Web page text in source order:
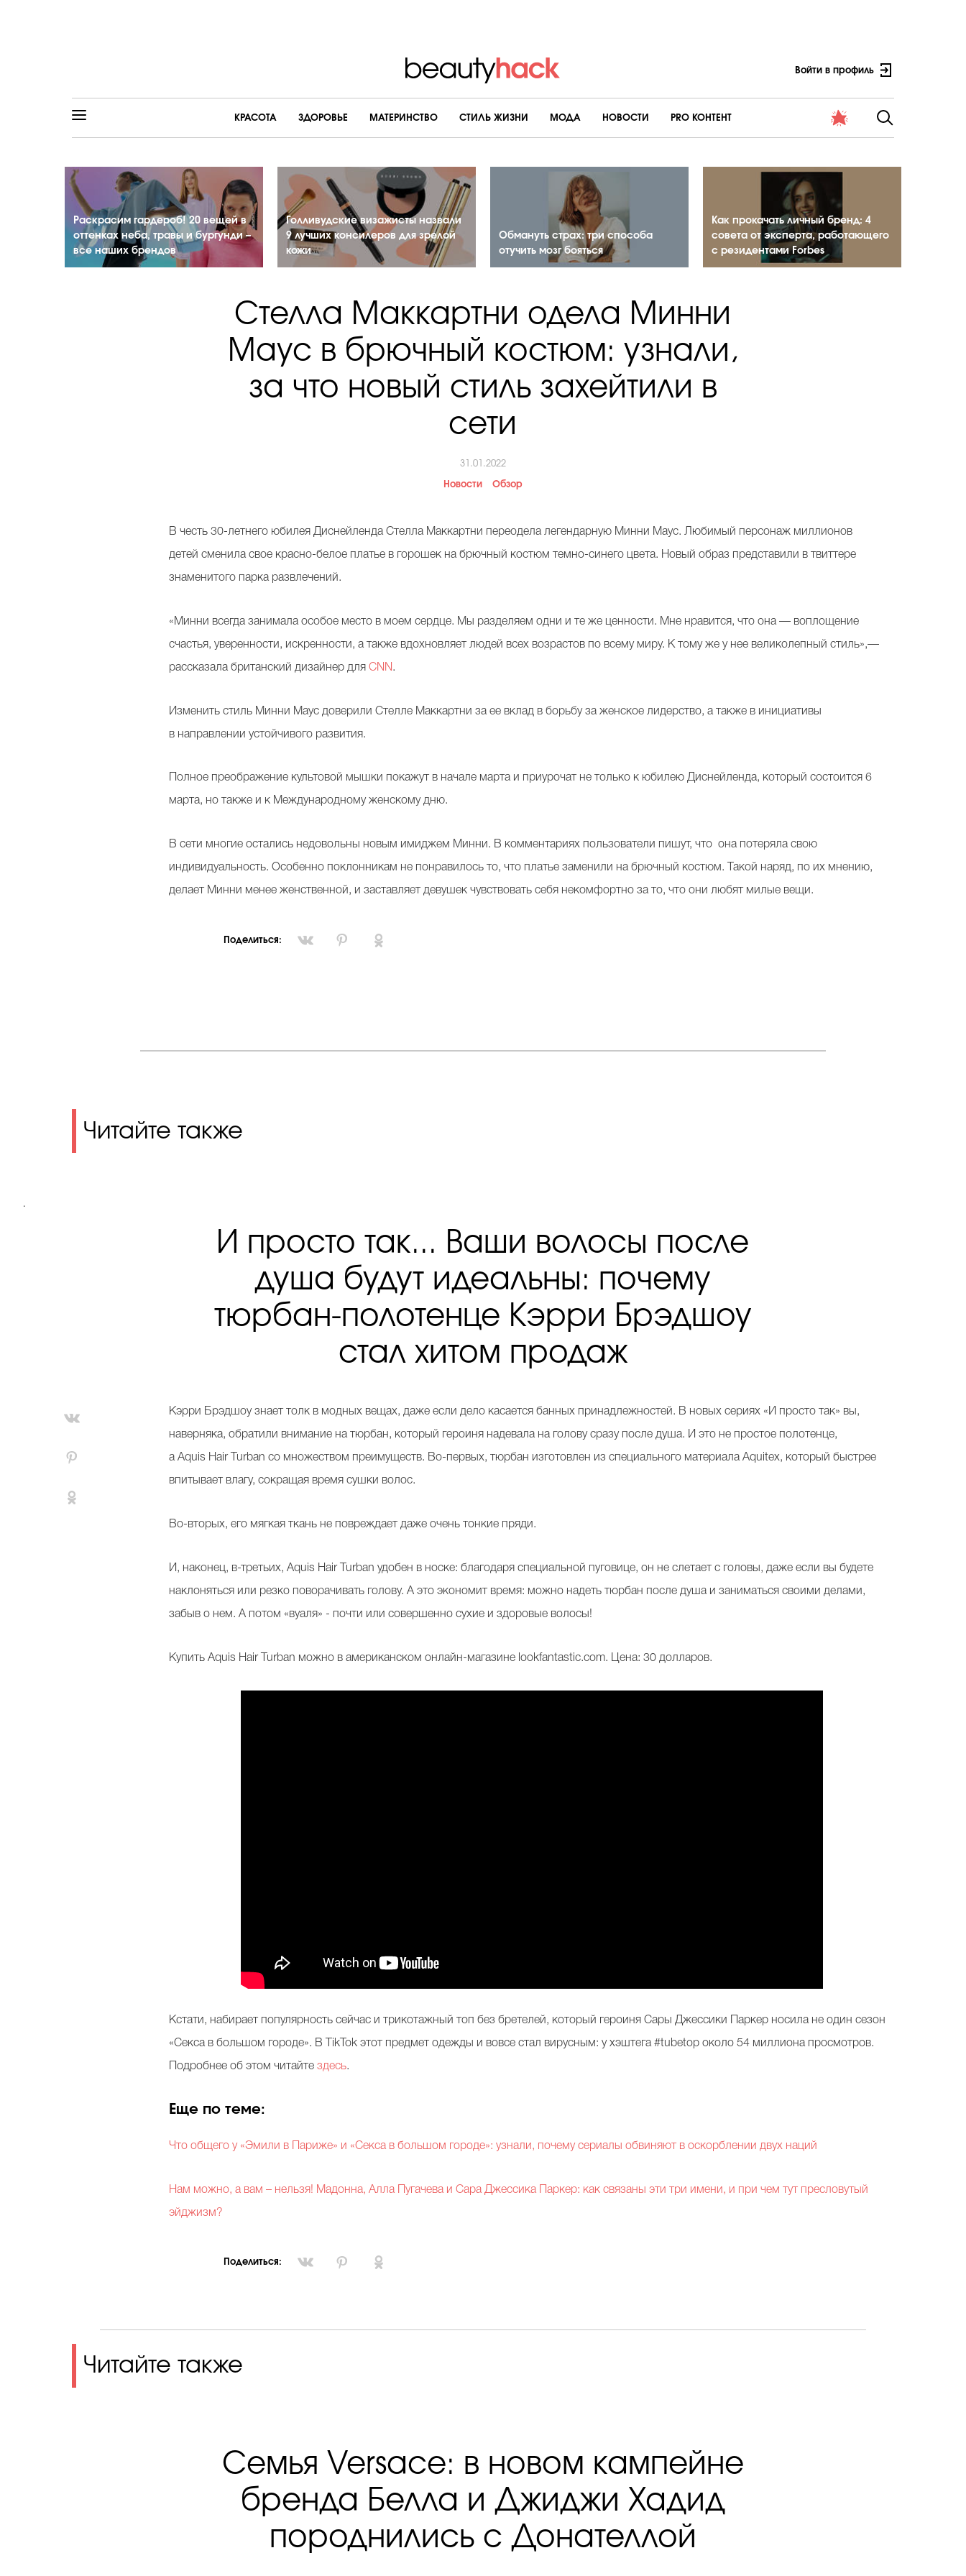
Войти в профиль
КРАСОТА ЗДОРОВЬЕ МАТЕРИНСТВО CТИЛЬ ЖИЗНИ МОДА НОВОСТИ PRO КОНТЕНТ
Раскрасим гардероб! 20 вещей в
оттенках неба, травы и бургунди –
все наших брендов
Голливудские визажисты назвали
9 лучших консилеров для зрелой
кожи
Обмануть страх: три способа
отучить мозг бояться
Как прокачать личный бренд: 4
совета от эксперта, работающего
с резидентами Forbes
Стелла Маккартни одела Минни
Маус в брючный костюм: узнали,
за что новый стиль захейтили в
сети
31.01.2022
Новости Обзор
В честь 30-летнего юбилея Диснейленда Стелла Маккартни переодела легендарную Минни Маус. Любимый персонаж миллионов
детей сменила свое красно-белое платье в горошек на брючный костюм темно-синего цвета. Новый образ представили в твиттере
знаменитого парка развлечений.
«Минни всегда занимала особое место в моем сердце. Мы разделяем одни и те же ценности. Мне нравится, что она — воплощение
счастья, уверенности, искренности, а также вдохновляет людей всех возрастов по всему миру. К тому же у нее великолепный стиль»,—
рассказала британский дизайнер дляCNN .
Изменить стиль Минни Маус доверили Стелле Маккартни за ее вклад в борьбу за женское лидерство, а также в инициативы
в направлении устойчивого развития.
Полное преображение культовой мышки покажут в начале марта и приурочат не только к юбилею Диснейленда, который состоится 6
марта, но также и к Международному женскому дню.
В сети многие остались недовольны новым имиджем Минни. В комментариях пользователи пишут, что она потеряла свою
индивидуальность. Особенно поклонникам не понравилось то, что платье заменили на брючный костюм. Такой наряд, по их мнению,
делает Минни менее женственной, и заставляет девушек чувствовать себя некомфортно за то, что они любят милые вещи.
Поделиться:
Читайте также
.
И просто так... Ваши волосы после
душа будут идеальны: почему
тюрбан-полотенце Кэрри Брэдшоу
стал хитом продаж
Кэрри Брэдшоу знает толк в модных вещах, даже если дело касается банных принадлежностей. В новых сериях «И просто так» вы,
наверняка, обратили внимание на тюрбан, который героиня надевала на голову сразу после душа. И это не простое полотенце,
а Aquis Hair Turban со множеством преимуществ. Во-первых, тюрбан изготовлен из специального материала Aquitex, который быстрее
впитывает влагу, сокращая время сушки волос.
Во-вторых, его мягкая ткань не повреждает даже очень тонкие пряди.
И, наконец, в-третьих, Aquis Hair Turban удобен в носке: благодаря специальной пуговице, он не слетает с головы, даже если вы будете
наклоняться или резко поворачивать голову. А это экономит время: можно надеть тюрбан после душа и заниматься своими делами,
забыв о нем. А потом «вуаля» - почти или совершенно сухие и здоровые волосы!
Купить Aquis Hair Turban можно в американском онлайн-магазине lookfantastic.com. Цена: 30 долларов.
Кстати, набирает популярность сейчас и трикотажный топ без бретелей, который героиня Сары Джессики Паркер носила не один сезон
«Секса в большом городе». В TikTok этот предмет одежды и вовсе стал вирусным: у хэштега #tubetop около 54 миллиона просмотров.
Подробнее об этом читайтездесь.
Еще по теме:
Что общего у «Эмили в Париже» и «Секса в большом городе»: узнали, почему сериалы обвиняют в оскорблении двух наций
Нам можно, а вам – нельзя! Мадонна, Алла Пугачева и Сара Джессика Паркер: как связаны эти три имени, и при чем тут пресловутый
эйджизм?
Поделиться:
Читайте также
Семья Versace: в новом кампейне
бренда Белла и Джиджи Хадид
породнились с Донателлой